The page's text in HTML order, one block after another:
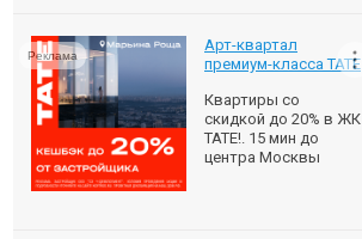
Арт-квартал
премиум-класса ТАТЕ
Квартиры со
скидкой до 20% в ЖК
ТАТЕ!. 15 мин до
центра Москвы
Реклама